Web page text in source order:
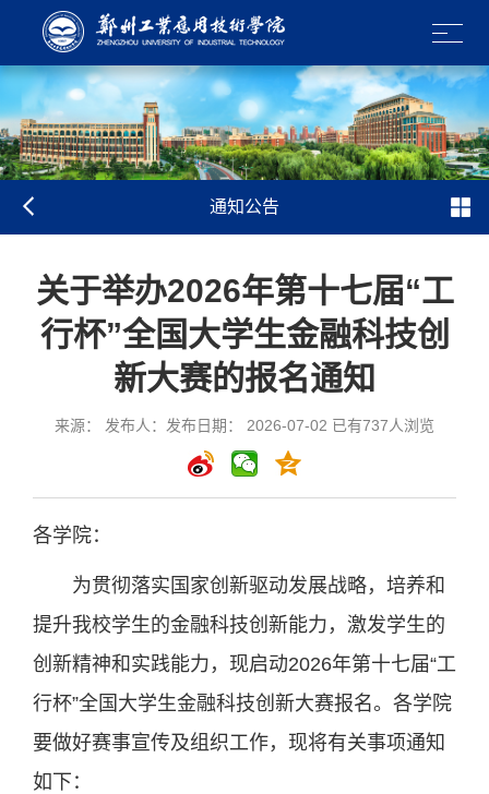
通知公告
关于举办2026年第十七届“工
行杯”全国大学生金融科技创
新大赛的报名通知
来源： 发布人：发布日期： 2026-07-02 已有737 人浏览
各学院：
为贯彻落实国家创新驱动发展战略，培养和
提升我校学生的金融科技创新能力，激发学生的
创新精神和实践能力，现启动2026年第十七届“工
行杯”全国大学生金融科技创新大赛报名。各学院
要做好赛事宣传及组织工作，现将有关事项通知
如下：